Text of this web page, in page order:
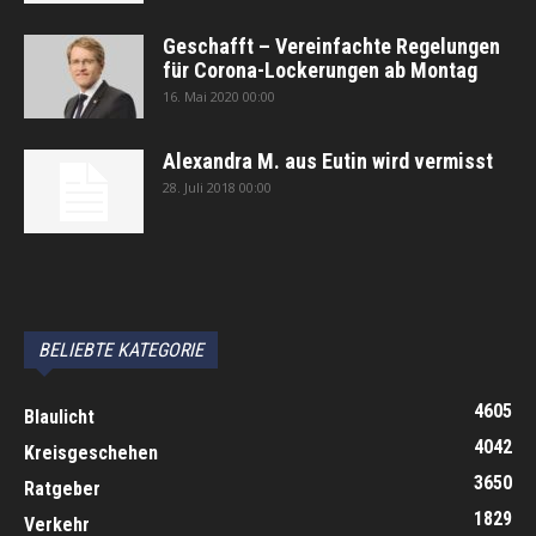
Geschafft – Vereinfachte Regelungen
für Corona-Lockerungen ab Montag
16. Mai 2020 00:00
Alexandra M. aus Eutin wird vermisst
28. Juli 2018 00:00
BELIEBTE KATEGORIE
Blaulicht
4605
Kreisgeschehen
4042
Ratgeber
3650
Verkehr
1829